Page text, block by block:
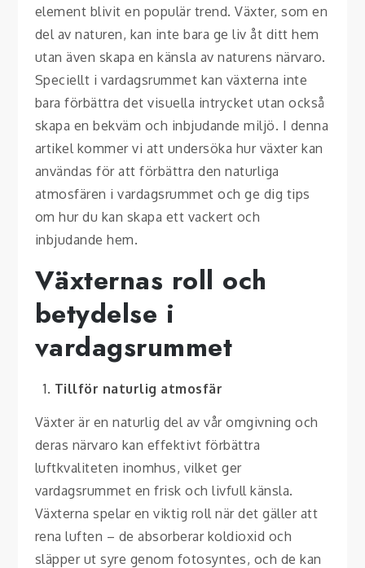
element blivit en populär trend. Växter, som en
del av naturen, kan inte bara ge liv åt ditt hem
utan även skapa en känsla av naturens närvaro.
Speciellt i vardagsrummet kan växterna inte
bara förbättra det visuella intrycket utan också
skapa en bekväm och inbjudande miljö. I denna
artikel kommer vi att undersöka hur växter kan
användas för att förbättra den naturliga
atmosfären i vardagsrummet och ge dig tips
om hur du kan skapa ett vackert och
inbjudande hem.
Växternas roll och
betydelse i
vardagsrummet
Tillför naturlig atmosfär
Växter är en naturlig del av vår omgivning och
deras närvaro kan effektivt förbättra
luftkvaliteten inomhus, vilket ger
vardagsrummet en frisk och livfull känsla.
Växterna spelar en viktig roll när det gäller att
rena luften – de absorberar koldioxid och
släpper ut syre genom fotosyntes, och de kan